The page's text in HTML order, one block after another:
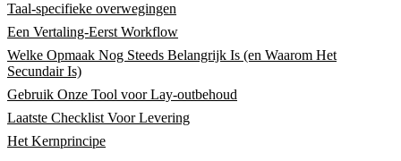
Taal-specifieke overwegingen
Een Vertaling-Eerst Workflow
Welke Opmaak Nog Steeds Belangrijk Is (en Waarom Het
Secundair Is)
Gebruik Onze Tool voor Lay-outbehoud
Laatste Checklist Voor Levering
Het Kernprincipe